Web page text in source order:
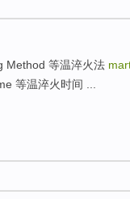
Method 等温淬火法
等温淬火时间 ...